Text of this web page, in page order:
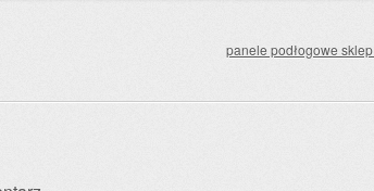
panele podłogowe sklep